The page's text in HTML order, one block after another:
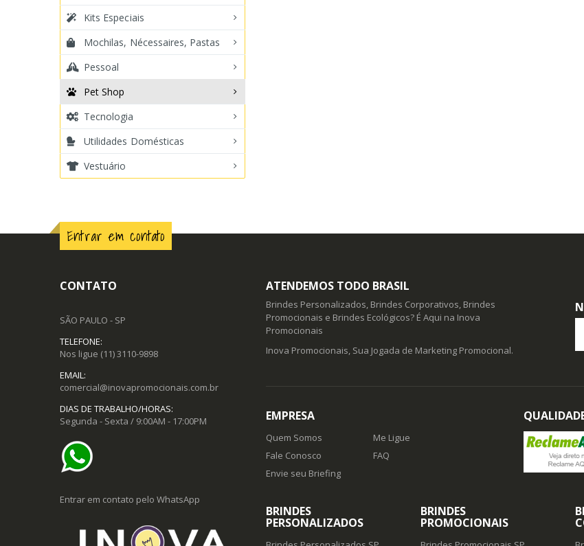
Kits Especiais
Mochilas, Nécessaires, Pastas
Pessoal
Pet Shop
Tecnologia
Utilidades Domésticas
Vestuário
Entrar em contato
CONTATO
SÃO PAULO - SP
TELEFONE:
Nos ligue (11) 3110-9898
EMAIL:
comercial@inovapromocionais.com.br
DIAS DE TRABALHO/HORAS:
Segunda - Sexta / 9:00AM - 17:00PM
Entrar em contato pelo WhatsApp
ATENDEMOS TODO BRASIL
Brindes Personalizados, Brindes Corporativos, Brindes
Promocionais e Brindes Ecológicos? É Aqui na Inova
Promocionais
Inova Promocionais, Sua Jogada de Marketing Promocional.
EMPRESA
Quem Somos
Fale Conosco
Envie seu Briefing
Me Ligue
FAQ
BRINDES
PERSONALIZADOS
BRINDES
PROMOCIONAIS